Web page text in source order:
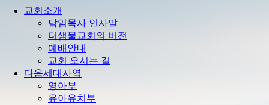
교회소개
담임목사 인사말
더샘물교회의 비전
예배안내
교회 오시는 길
다음세대사역
영아부
유아유치부